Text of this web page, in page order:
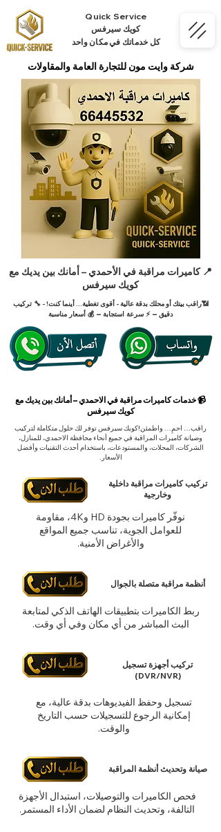
Quick Service
كويك سيرفس
كل خدماتك في مكان واحد
شركة وايت مون للتجارة العامة والمقاولات
📍 كاميرات مراقبة في الأحمدي – أمانك بين يديك مع
كويك سيرفس
📶راقب بيتك أو محلك بدقة عالية - أقوى تغطية… أينما كنت! -🔧 تركيب
دقيق – ⚡ سرعة استجابة – 💰 أسعار مناسبة
📹 خدمات كاميرات مراقبة في الاحمدي – أمانك بين يديك مع
كويك سيرفس
راقب… احمِ… واطمئن!كويك سيرفس توفر لك حلول متكاملة لتركيب
وصيانة كاميرات المراقبة في جميع أنحاء محافظة الاحمدي، للمنازل،
الشركات، المحلات، والمستودعات، باستخدام أحدث التقنيات وأفضل
الأسعار.
تركيب كاميرات مراقبة داخلية
وخارجية
نوفّر كاميرات بجودة HD و4K، مقاومة
للعوامل الجوية، تناسب جميع المواقع
والأغراض الأمنية.
أنظمة مراقبة متصلة بالجوال
ربط الكاميرات بتطبيقات الهاتف الذكي لمتابعة
البث المباشر من أي مكان وفي أي وقت.
تركيب أجهزة تسجيل
(DVR/NVR)
تسجيل وحفظ الفيديوهات بدقة عالية، مع
إمكانية الرجوع للتسجيلات حسب التاريخ
والوقت.
صيانة وتحديث أنظمة المراقبة
فحص الكاميرات والتوصيلات، استبدال الأجهزة
التالفة، وتحديث النظام لضمان الأداء المستمر.